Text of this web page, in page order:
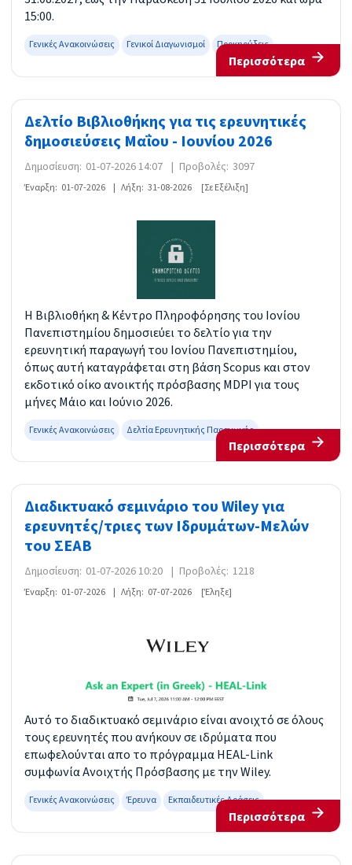
15:00.
Γενικές Ανακοινώσεις Γενικοί Διαγωνισμοί Προκηρύξεις
Περισσότερα
Δελτίο Βιβλιοθήκης για τις ερευνητικές
δημοσιεύσεις Μαΐου - Ιουνίου 2026
Δημοσίευση: 01-07-2026 14:07 | Προβολές: 3097
Έναρξη: 01-07-2026 | Λήξη: 31-08-2026 [Σε Εξέλιξη]
Η Βιβλιοθήκη & Κέντρο Πληροφόρησης του Ιονίου
Πανεπιστημίου δημοσιεύει το δελτίο για την
ερευνητική παραγωγή του Ιονίου Πανεπιστημίου,
όπως αυτή καταγράφεται στη βάση Scopus και στον
εκδοτικό οίκο ανοικτής πρόσβασης MDPI για τους
μήνες Μάιο και Ιούνιο 2026.
Γενικές Ανακοινώσεις Δελτία Ερευνητικής Παραγωγής
Περισσότερα
Διαδικτυακό σεμινάριο του Wiley για
ερευνητές/τριες των Ιδρυμάτων-Μελών
του ΣΕΑΒ
Δημοσίευση: 01-07-2026 10:20 | Προβολές: 1218
Έναρξη: 01-07-2026 Λήξη: 07-07-2026 [Έληξε]
Αυτό το διαδικτυακό σεμινάριο είναι ανοιχτό σε όλους
τους ερευνητές που ανήκουν σε ιδρύματα που
επωφελούνται απο το πρόγραμμα HEAL-Link
συμφωνία Ανοιχτής Πρόσβασης με την Wiley.
Γενικές Ανακοινώσεις Έρευνα Εκπαιδευτικές Δράσεις
Περισσότερα